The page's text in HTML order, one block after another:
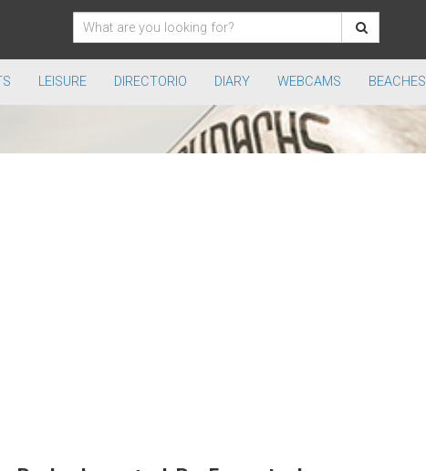
LEISURE DIRECTORIO DIARY WEBCAMS BEACHES